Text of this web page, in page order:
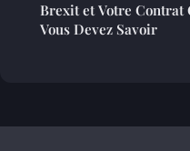
Brexit et Votre Contrat
Vous Devez Savoir